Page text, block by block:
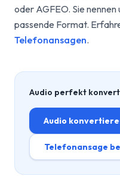
oder AGFEO. Sie
passende Format.
Telefonansagen.
Audio perfekt
Audio
Telefonansage